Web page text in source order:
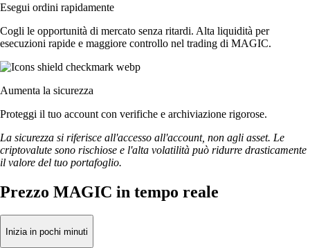
Esegui ordini rapidamente
Cogli le opportunità di mercato senza ritardi. Alta liquidità per
esecuzioni rapide e maggiore controllo nel trading di MAGIC.
Aumenta la sicurezza
Proteggi il tuo account con verifiche e archiviazione rigorose.
La sicurezza si riferisce all'accesso all'account, non agli asset. Le
criptovalute sono rischiose e l'alta volatilità può ridurre drasticamente
il valore del tuo portafoglio.
Prezzo MAGIC in tempo reale
Inizia in pochi minuti